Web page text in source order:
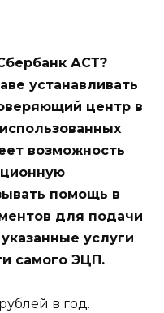
АСТ?
устанавливать
центр в
возможность
помощь в
для подачи
услуги
самого ЭЦП.
в год.